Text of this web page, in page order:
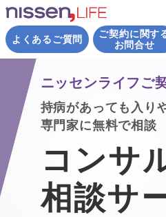
よくあるご質問
ご契約に関す
お問合せ
ニッセンライフご
持病があっても入り
専門家に無料で相談
コンサ
相談サ